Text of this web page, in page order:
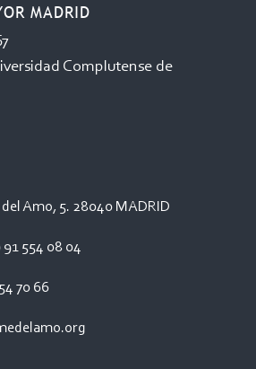
MADRID
Complutense de
Amo, 5. 28040 MADRID
554 08 04
70 66